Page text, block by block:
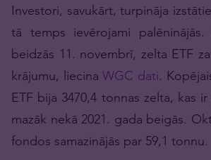
Investori, savukārt, turpināja
tā temps ievērojami
beidzās 11. novembrī, zelta ETF
krājumu, liecinaWGC dati.
ETF bija 3470,4 tonnas zelta, kas
mazāk nekā 2021. gada beigās.
fondos samazinājās par 59,1 tonnu.